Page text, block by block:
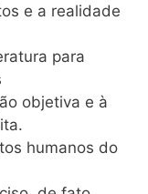
e a realidade
para
objetiva e à
humanos do